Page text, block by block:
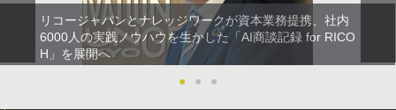
リコージャパンとナレッジワークが資本業務提携、社内
6000人の実践ノウハウを生かした「AI商談記録 for RICO
H」を展開へ
●
● ●